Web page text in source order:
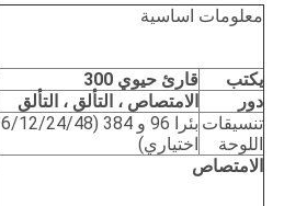
معلومات اساسية
يكتب قارئ حيوي 300
دور
الامتصاص ، التألق ، التألق
تنسيقات
اللوحة
بئرا 96 و 384 (6/12/24/48
اختياري)
الامتصاص